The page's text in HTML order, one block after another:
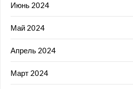
Июнь 2024
Май 2024
Апрель 2024
Март 2024